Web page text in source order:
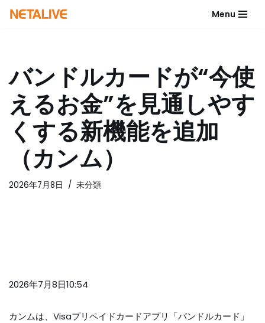
ン
ツ
へ
ス
キ
Menu
バンドルカードが“今使
えるお金”を見通しやす
くする新機能を追加
（カンム）
2026年7月8日 未分類
2026年7月8日10:54
カンムは、Visaプリペイドカードアプリ「バンドルカード」